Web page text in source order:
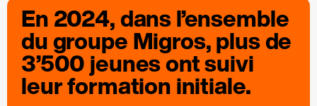
En 2024, dans l’ensemble
du groupe Migros, plus de
3’500 jeunes ont suivi
leur formation initiale.